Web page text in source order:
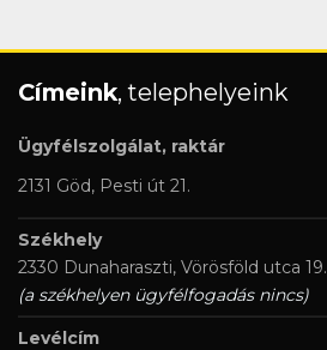
Címeink, telephelyeink
Ügyfélszolgálat, raktár
2131 Göd, Pesti út 21.
Székhely
2330 Dunaharaszti, Vörösföld utca 19.
(a székhelyen ügyfélfogadás nincs)
Levélcím